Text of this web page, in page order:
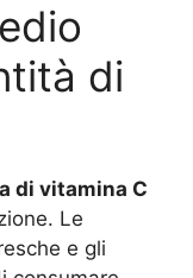
di
di vitamina C
Le
e gli